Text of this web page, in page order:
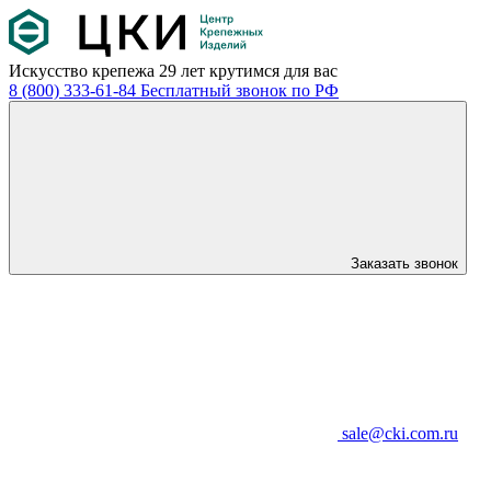
Искусство крепежа 29 лет крутимся для вас
8 (800) 333-61-84 Бесплатный звонок по РФ
Заказать звонок
sale@cki.com.ru